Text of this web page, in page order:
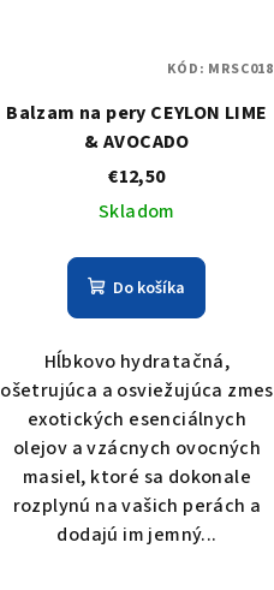
Balzam na pery CEYLON LIME
& AVOCADO
€12,50
Skladom
Do košíka
Hĺbkovo hydratačná,
ošetrujúca a osviežujúca zmes
exotických esenciálnych
olejov a vzácnych ovocných
masiel, ktoré sa dokonale
rozplynú na vašich perách a
dodajú im jemný...
KÓD: MRSC018